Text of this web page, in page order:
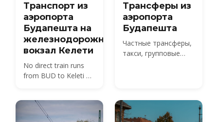
Транспорт из
аэропорта
Будапешта на
железнодорожный
вокзал Келети
No direct train runs
from BUD to Keleti —
850 HUF budget route,
and 2026 taxi fares
Трансферы из
аэропорта
Будапешта
Частные трансферы,
такси, групповые
года и узнайте, как
забронировать